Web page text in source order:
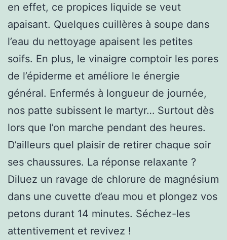
en effet, ce propices liquide se veut
apaisant. Quelques cuillères à soupe dans
l’eau du nettoyage apaisent les petites
soifs. En plus, le vinaigre comptoir les pores
de l’épiderme et améliore le énergie
général. Enfermés à longueur de journée,
nos patte subissent le martyr… Surtout dès
lors que l’on marche pendant des heures.
D’ailleurs quel plaisir de retirer chaque soir
ses chaussures. La réponse relaxante ?
Diluez un ravage de chlorure de magnésium
dans une cuvette d’eau mou et plongez vos
petons durant 14 minutes. Séchez-les
attentivement et revivez !